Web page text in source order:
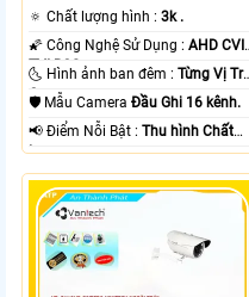
🔅 Chất lượng hình :3k .
🌠 Công Nghệ Sử Dụng :AHD CVI
TVI BCS.
🌜 Hình ảnh ban đêm :Từng Vị Trí
Camera .
🛡 Mẫu CameraĐầu Ghi 16 kênh.
️📢 Điểm Nỗi Bật :Thu hình Chất
Lượng.